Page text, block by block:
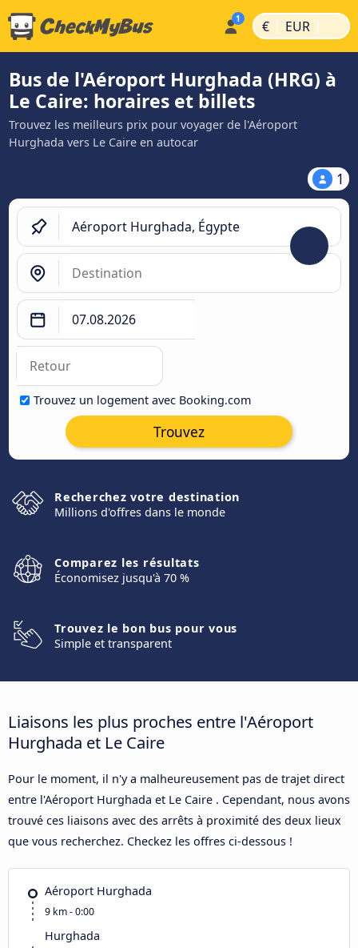
€ | EUR |
Bus de l'Aéroport Hurghada (HRG) à
Le Caire: horaires et billets
Trouvez les meilleurs prix pour voyager de l'Aéroport
Hurghada vers Le Caire en autocar
1
Trouvez un logement avec Booking.com
Trouvez
Recherchez votre destination
Millions d'offres dans le monde
Comparez les résultats
Économisez jusqu'à 70 %
Trouvez le bon bus pour vous
Simple et transparent
Liaisons les plus proches entre l'Aéroport
Hurghada et Le Caire
Pour le moment, il n'y a malheureusement pas de trajet direct
entre l'Aéroport Hurghada et Le Caire . Cependant, nous avons
trouvé ces liaisons avec des arrêts à proximité des deux lieux
que vous recherchez. Checkez les offres ci-dessous !
Aéroport Hurghada
9 km - 0:00
Hurghada